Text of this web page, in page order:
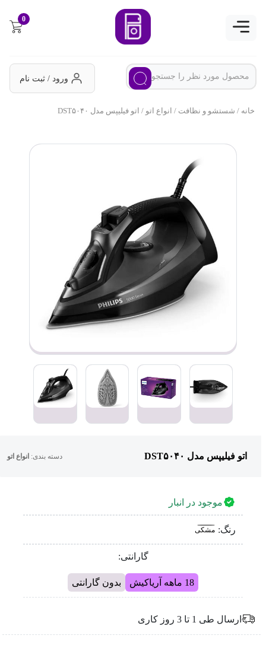
0
ورود / ثبت نام
خانه/ شستشو و نظافت/ انواع اتو/ اتو فیلیپس مدل DST۵۰۴۰
اتو فیلیپس مدل DST۵۰۴۰ دسته بندی:انواع اتو
موجود در انبار
رنگ: مشکی
گارانتی:
18 ماهه آریاکیش بدون گارانتی
ارسال طی 1 تا 3 روز کاری